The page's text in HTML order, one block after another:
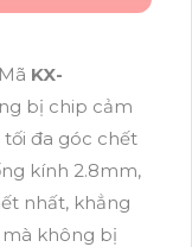
KX-
bị chip cảm
tối đa góc chết
kính 2.8mm,
nhất, khẳng
không bị